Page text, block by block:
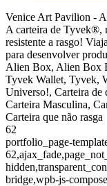
Venice Art Pavilion -
A carteira de Tyvek®,
resistente a rasgo!
para desenvolver
Alien Box, Alien Box
Tyvek Wallet, Tyvek,
Universo!, Carteira de
Carteira Masculina,
Carteira que não rasga
62
portfolio_page-
bridge,wpb-js-